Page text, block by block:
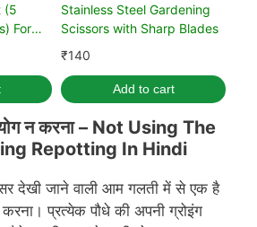
(5
For
Stainless Steel Gardening
Scissors with Sharp Blades
₹140
Add to cart
न करना – Not Using The
Repotting In Hindi
देखी जाने वाली आम गलती में से एक है
प्रत्येक पौधे की अपनी ग्रोइंग